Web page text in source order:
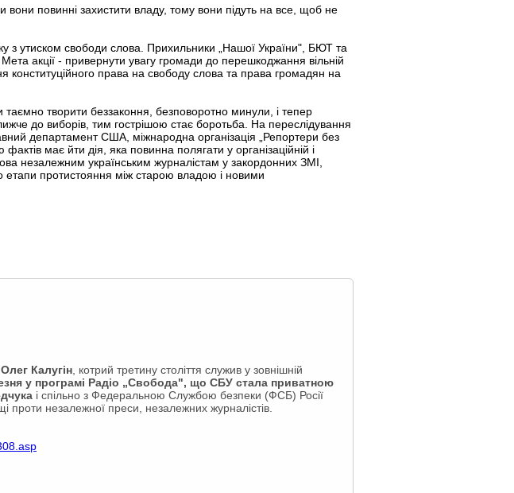
повинні захистити владу, тому вони підуть на все, щоб не
з утиском свободи слова. Прихильники „Нашої України", БЮТ та
акції - привернути увагу громади до перешкоджання вільній
конституційного права на свободу слова та права громадян на
творити беззаконня, безповоротно минули, і тепер
до виборів, тим гострішою стає боротьба. На переслідування
департамент США, міжнародна організація „Репортери без
фактів має йти дія, яка повинна полягати у організаційній і
незалежним українським журналістам у закордонних ЗМІ,
етапи протистояння між старою владою і новими
Калугін , котрий третину століття служив у зовнішній
у програмі Радіо „Свобода", що СБУ стала приватною
і спільно з Федеральною Службою безпеки (ФСБ) Росії
проти незалежної преси, незалежних журналістів.